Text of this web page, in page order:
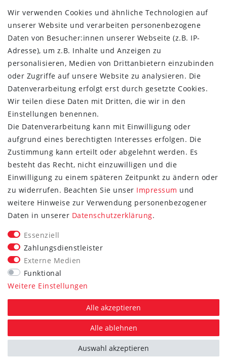
Doppler
Resckodd
Dernier
Esprit
FOLGE SIE UNS
Vertrag widerrufen
*Alle Preise inkl. gesetzlicher MwSt. zzgl. Versand.
Die durchgestrichenen Preise entsprechen dem UVP des
jeweiligen Herstellers.
Wir verwenden Cookies und ähnliche Technologien auf
unserer Website und verarbeiten personenbezogene
Daten von Besucher:innen unserer Webseite (z.B. IP-
Adresse), um z.B. Inhalte und Anzeigen zu
personalisieren, Medien von Drittanbietern einzubinden
oder Zugriffe auf unsere Website zu analysieren. Die
Datenverarbeitung erfolgt erst durch gesetzte Cookies.
Wir teilen diese Daten mit Dritten, die wir in den
Einstellungen benennen.
Die Datenverarbeitung kann mit Einwilligung oder
aufgrund eines berechtigten Interesses erfolgen. Die
Zustimmung kann erteilt oder abgelehnt werden. Es
besteht das Recht, nicht einzuwilligen und die
Einwilligung zu einem späteren Zeitpunkt zu ändern oder
zu widerrufen. Beachten Sie unser Impressum und
weitere Hinweise zur Verwendung personenbezogener
Daten in unserer Daten­schutz­erklärung.
Essenziell
Zahlungsdienstleister
Externe Medien
Funktional
Weitere Einstellungen
Alle akzeptieren
Alle ablehnen
Auswahl akzeptieren
Plenty Lions